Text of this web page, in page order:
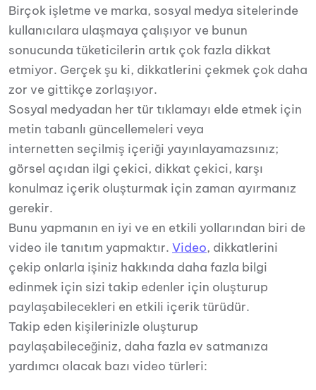
Birçok işletme ve marka, sosyal medya sitelerinde
kullanıcılara ulaşmaya çalışıyor ve bunun
sonucunda tüketicilerin artık çok fazla dikkat
etmiyor. Gerçek şu ki, dikkatlerini çekmek çok daha
zor ve gittikçe zorlaşıyor.
Sosyal medyadan her tür tıklamayı elde etmek için
metin tabanlı güncellemeleri veya
internetten seçilmiş içeriği yayınlayamazsınız;
görsel açıdan ilgi çekici, dikkat çekici, karşı
konulmaz içerik oluşturmak için zaman ayırmanız
gerekir.
Bunu yapmanın en iyi ve en etkili yollarından biri de
video ile tanıtım yapmaktır. Video, dikkatlerini
çekip onlarla işiniz hakkında daha fazla bilgi
edinmek için sizi takip edenler için oluşturup
paylaşabilecekleri en etkili içerik türüdür.
Takip eden kişilerinizle oluşturup
paylaşabileceğiniz, daha fazla ev satmanıza
yardımcı olacak bazı video türleri: